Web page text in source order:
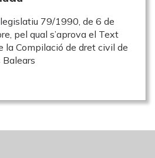
79/1990, de 6 de
pel qual s’aprova el Text
la Compilació de dret civil de
Balears